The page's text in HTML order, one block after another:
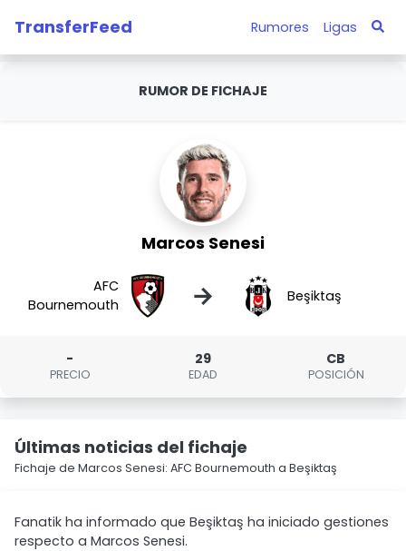
TransferFeed Rumores Ligas
RUMOR DE FICHAJE
Marcos Senesi
AFC
Bournemouth
→ Beşiktaş
-
PRECIO
29
EDAD
CB
POSICIÓN
Últimas noticias del fichaje
Fichaje de Marcos Senesi: AFC Bournemouth a Beşiktaş
Fanatik ha informado que Beşiktaş ha iniciado gestiones
respecto a Marcos Senesi.